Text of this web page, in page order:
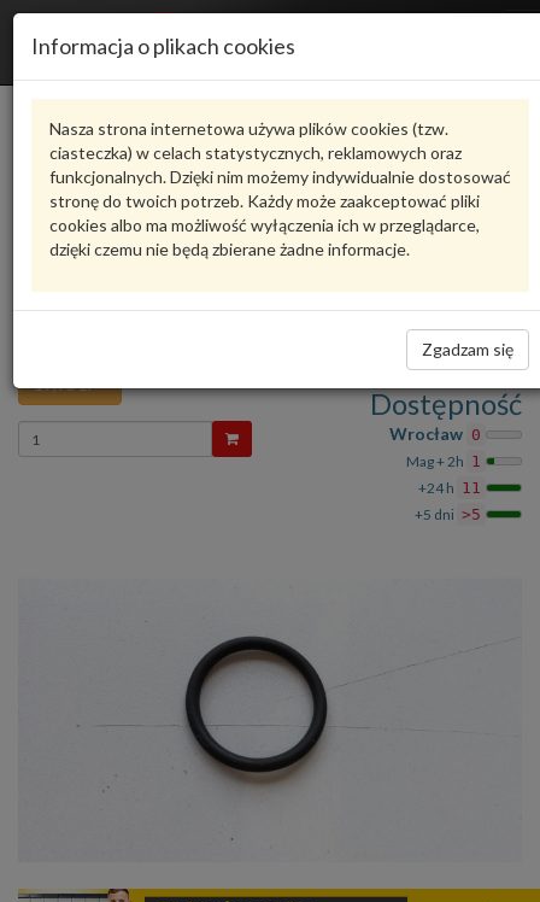
Informacja o plikach cookies
Nasza strona internetowa używa plików cookies (tzw.
ciasteczka) w celach statystycznych, reklamowych oraz
funkcjonalnych. Dzięki nim możemy indywidualnie dostosować
stronę do twoich potrzeb. Każdy może zaakceptować pliki
cookies albo ma możliwość wyłączenia ich w przeglądarce,
dzięki czemu nie będą zbierane żadne informacje.
Zgadzam się
Karta produktu
N91087401VAG
VAG - produkt oryginalny VW AUDI SEAT SKODA
Zadaj pytanie o produkt O-ring N91087401 VAG
19,93 zł
Wprowadź
ilość
Dostępność
Wrocław 0
Mag + 2h 1
+24 h 11
+5 dni >5